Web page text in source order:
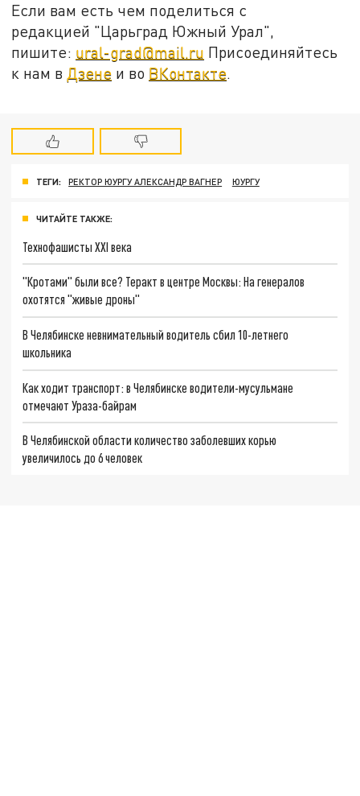
Если вам есть чем поделиться с
редакцией "Царьград Южный Урал",
пишите: ural-grad@mail.ru Присоединяйтесь
к нам в Дзене и во ВКонтакте.
ТЕГИ: РЕКТОР ЮУРГУ АЛЕКСАНДР ВАГНЕР ЮУРГУ
ЧИТАЙТЕ ТАКЖЕ:
Технофашисты XXI века
"Кротами" были все? Теракт в центре Москвы: На генералов
охотятся "живые дроны"
В Челябинске невнимательный водитель сбил 10-летнего
школьника
Как ходит транспорт: в Челябинске водители-мусульмане
отмечают Ураза-байрам
В Челябинской области количество заболевших корью
увеличилось до 6 человек